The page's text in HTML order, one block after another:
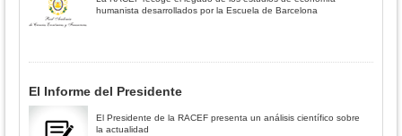
humanista desarrollados por la Escuela de Barcelona
El Informe del Presidente
El Presidente de la RACEF presenta un análisis científico sobre
la actualidad